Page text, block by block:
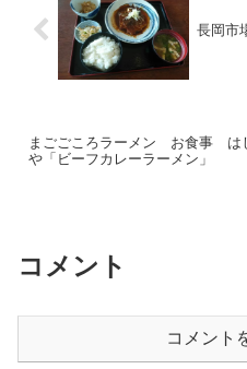
長岡市
まごごころラーメン お食事 は
や「ビーフカレーラーメン」
コメント
コメント